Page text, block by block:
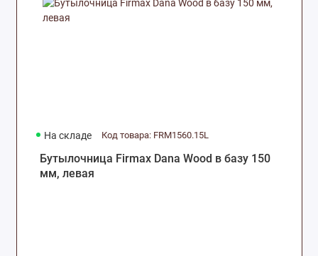
На складе Код товара: FRM1560.15L
Бутылочница Firmax Dana Wood в базу 150
мм, левая